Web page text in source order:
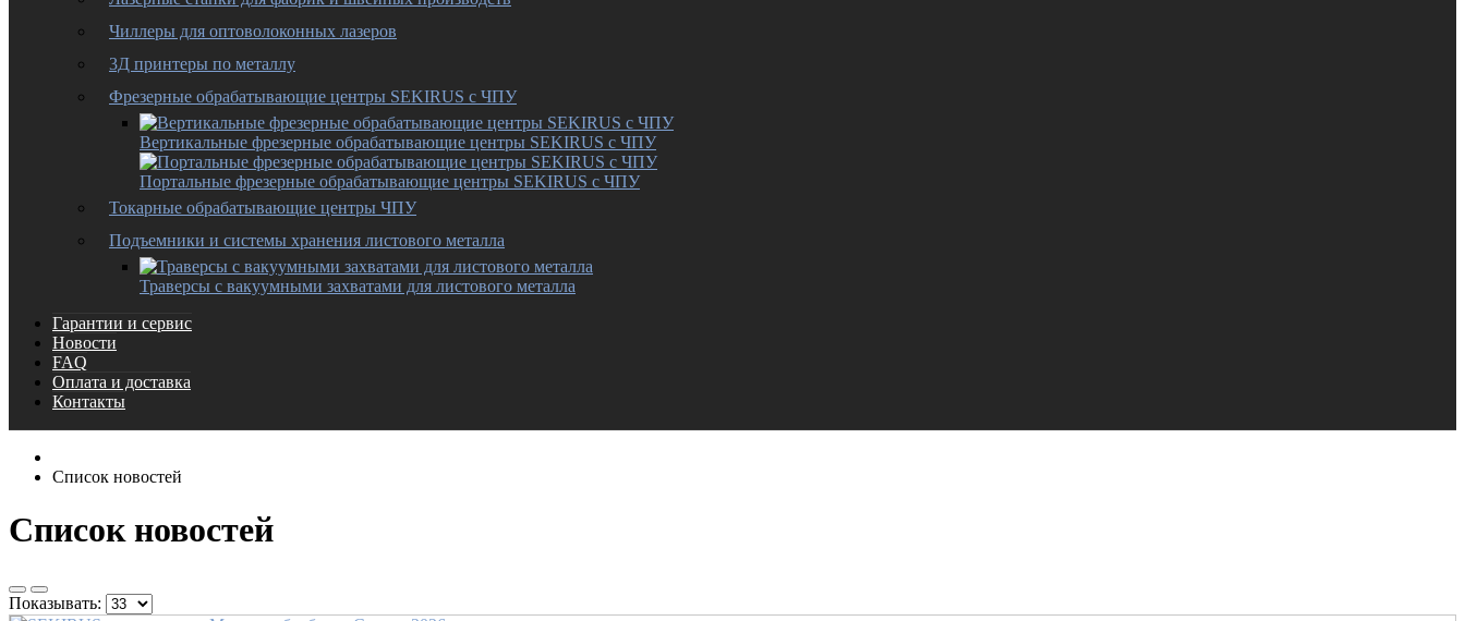
Чиллеры для оптоволоконных лазеров
3Д принтеры по металлу
Фрезерные обрабатывающие центры SEKIRUS с ЧПУ
Вертикальные фрезерные обрабатывающие центры SEKIRUS с ЧПУ
Портальные фрезерные обрабатывающие центры SEKIRUS с ЧПУ
Токарные обрабатывающие центры ЧПУ
Подъемники и системы хранения листового металла
Траверсы с вакуумными захватами для листового металла
Гарантии и сервис
Новости
FAQ
Оплата и доставка
Контакты
Список новостей
Список новостей
Показывать: